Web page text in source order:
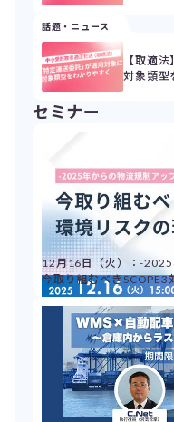
話題・ニュース
【取適
対象類型
セミナー
12月16日（火）：-
今取り組むべき